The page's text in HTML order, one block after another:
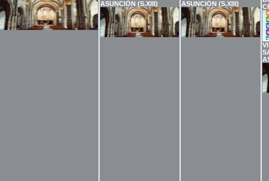
ASUNCIÓN (S.XIII)
ASUNCIÓN (S.XIII)